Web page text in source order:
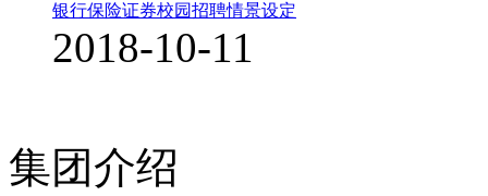
银行保险证券校园招聘情景设定
2018-10-11
集团介绍